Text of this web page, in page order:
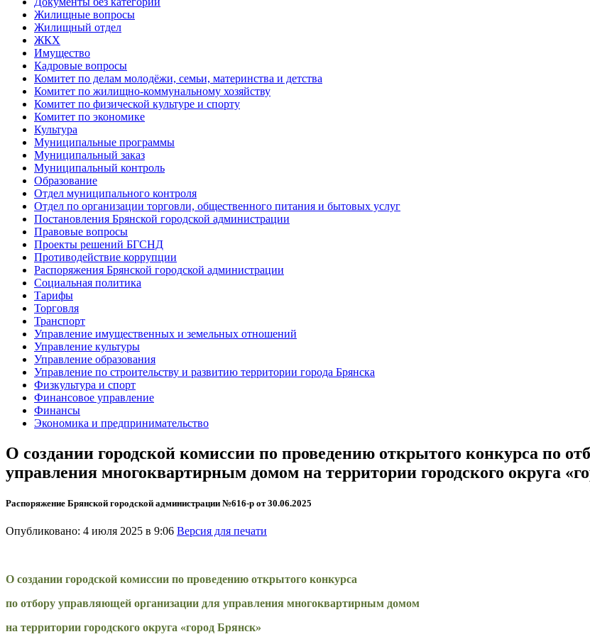
Жилищные вопросы
Жилищный отдел
ЖКХ
Имущество
Кадровые вопросы
Комитет по делам молодёжи, семьи, материнства и детства
Комитет по жилищно-коммунальному хозяйству
Комитет по физической культуре и спорту
Комитет по экономике
Культура
Муниципальные программы
Муниципальный заказ
Муниципальный контроль
Образование
Отдел муниципального контроля
Отдел по организации торговли, общественного питания и бытовых услуг
Постановления Брянской городской администрации
Правовые вопросы
Проекты решений БГСНД
Противодействие коррупции
Распоряжения Брянской городской администрации
Социальная политика
Тарифы
Торговля
Транспорт
Управление имущественных и земельных отношений
Управление культуры
Управление образования
Управление по строительству и развитию территории города Брянска
Физкультура и спорт
Финансовое управление
Финансы
Экономика и предпринимательство
О создании городской комиссии по проведению открытого конкурса по
управления многоквартирным домом на территории городского округа
Распоряжение Брянской городской администрации №616-р от 30.06.2025
Опубликовано: 4 июля 2025 в 9:06 Версия для печати
О создании городской комиссии по проведению открытого конкурса
по отбору управляющей организации для управления многоквартирным домом
на территории городского округа «город Брянск»